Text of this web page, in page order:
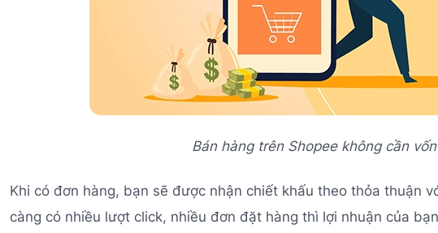
Bán hàng trên Shopee không cần
Khi có đơn hàng, bạn sẽ được nhận chiết khấu theo thỏa thuận
càng có nhiều lượt click, nhiều đơn đặt hàng thì lợi nhuận của